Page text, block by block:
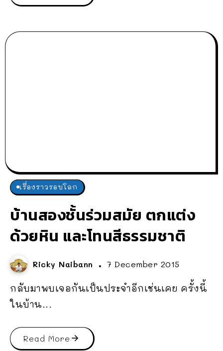
เรื่องราวรอบโลก
บ้านสองชั้นร่วมสมัย ตกแต่ง
ด้วยหิน และโทนสีธรรมชาติ
Ricky Naibann 7 December 2015
กลับมาพบเจอกันเป็นประจำอีกเช่นเคย ครั้งนี้
ในบ้าน...
Read More